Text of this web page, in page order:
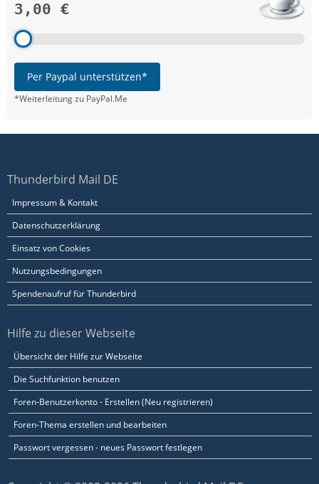
3,00 €
Per Paypal unterstützen*
*Weiterleitung zu PayPal.Me
Thunderbird Mail DE
Impressum & Kontakt
Datenschutzerklärung
Einsatz von Cookies
Nutzungsbedingungen
Spendenaufruf für Thunderbird
Hilfe zu dieser Webseite
Übersicht der Hilfe zur Webseite
Die Suchfunktion benutzen
Foren-Benutzerkonto - Erstellen (Neu registrieren)
Foren-Thema erstellen und bearbeiten
Passwort vergessen - neues Passwort festlegen